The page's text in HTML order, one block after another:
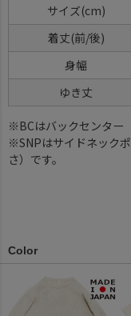
サイズ(cm)
着丈(前/後)
身幅
ゆき丈
※BCはバックセンター
※SNPはサイドネック
さ）です。
Color